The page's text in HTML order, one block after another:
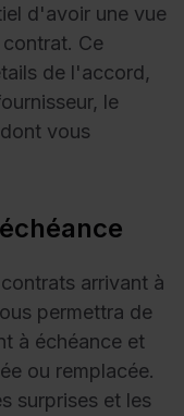
d'avoir une vue
Ce
de l'accord,
le
vous
arrivant à
permettra de
à échéance et
ou remplacée.
surprises et les